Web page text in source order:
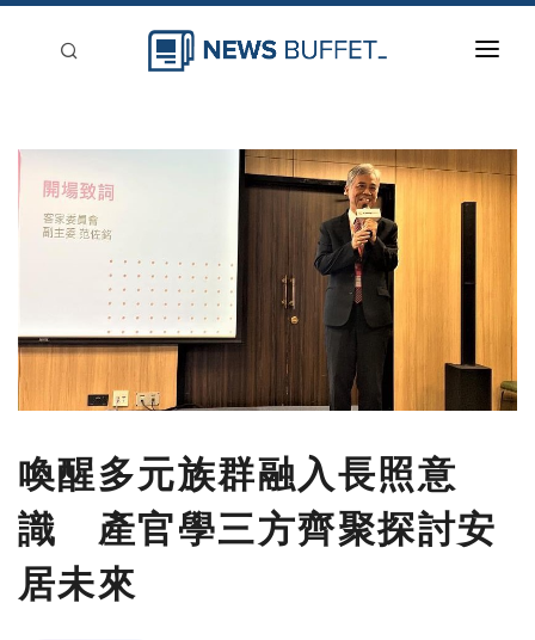
喚醒多元族群融入長照意
識 產官學三方齊聚探討安
居未來